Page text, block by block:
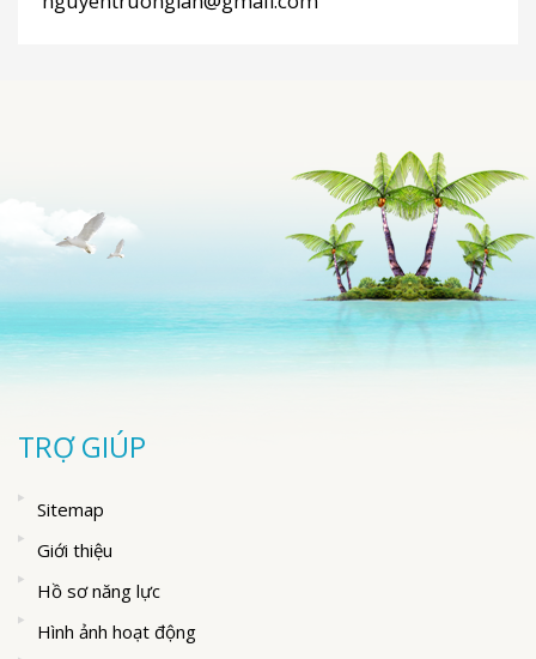
TRỢ GIÚP
Sitemap
Giới thiệu
Hồ sơ năng lực
Hình ảnh hoạt động